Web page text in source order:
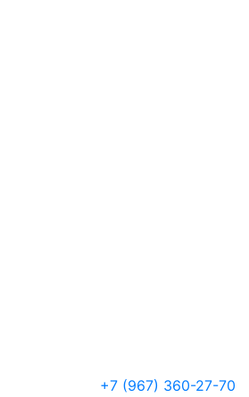
+7 (967) 360-27-70